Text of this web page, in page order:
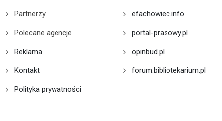
Partnerzy
Polecane agencje
Reklama
Kontakt
Polityka prywatności
efachowiec.info
portal-prasowy.pl
opinbud.pl
forum.bibliotekarium.pl